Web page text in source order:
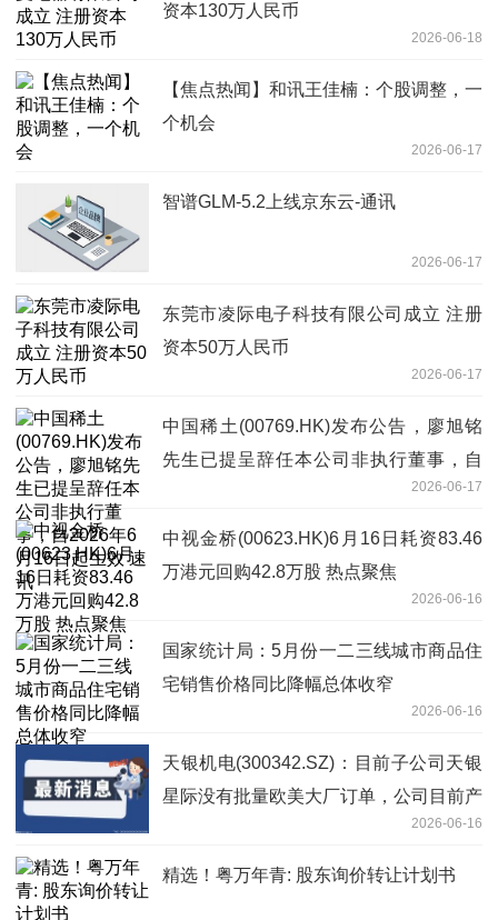
资本130万人民币
2026-06-18
【焦点热闻】和讯王佳楠：个股调整，一
个机会
2026-06-17
智谱GLM-5.2上线京东云-通讯
2026-06-17
东莞市凌际电子科技有限公司成立 注册
资本50万人民币
2026-06-17
中国稀土(00769.HK)发布公告，廖旭铭
先生已提呈辞任本公司非执行董事，自
2026-06-17
中视金桥(00623.HK)6月16日耗资83.46
万港元回购42.8万股 热点聚焦
2026-06-16
国家统计局：5月份一二三线城市商品住
宅销售价格同比降幅总体收窄
2026-06-16
天银机电(300342.SZ)：目前子公司天银
星际没有批量欧美大厂订单，公司目前产
2026-06-16
精选！粤万年青: 股东询价转让计划书